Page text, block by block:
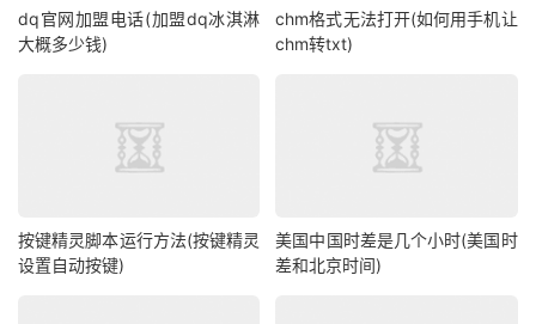
dq官网加盟电话(加盟dq冰淇淋
大概多少钱)
chm格式无法打开(如何用手机让
chm转txt)
按键精灵脚本运行方法(按键精灵
设置自动按键)
美国中国时差是几个小时(美国时
差和北京时间)